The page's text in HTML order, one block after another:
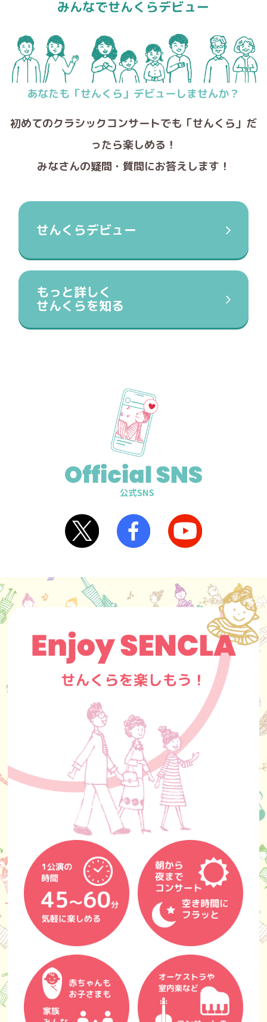
初めてのクラシックコンサートでも 「せんくら」だ
ったら楽しめる！
みなさんの疑問・質問にお答えします！
せんくらデビュー
もっと詳しく
せんくらを知る